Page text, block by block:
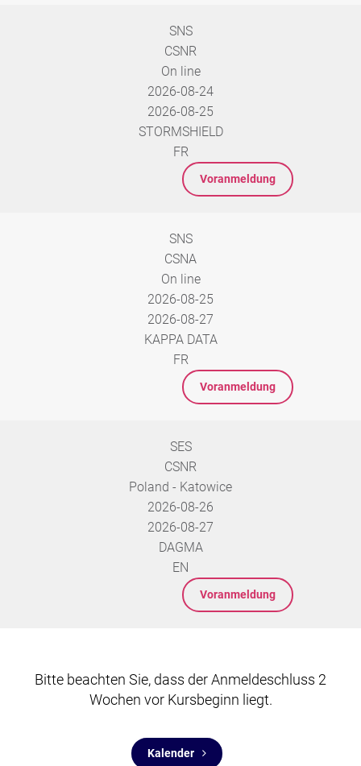
SNS
CSNR
On line
2026-08-24
2026-08-25
STORMSHIELD
FR
Voranmeldung
SNS
CSNA
On line
2026-08-25
2026-08-27
KAPPA DATA
FR
Voranmeldung
SES
CSNR
Poland - Katowice
2026-08-26
2026-08-27
DAGMA
EN
Voranmeldung
Bitte beachten Sie, dass der Anmeldeschluss 2
Wochen vor Kursbeginn liegt.
Kalender